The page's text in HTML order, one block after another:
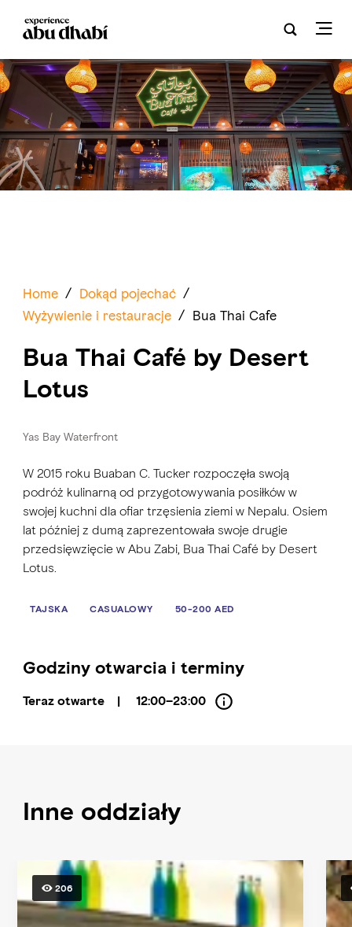
Home / Dokąd pojechać /
Wyżywienie i restauracje / Bua Thai Cafe
Bua Thai Café by Desert
Lotus
Yas Bay Waterfront
W 2015 roku Buaban C. Tucker rozpoczęła swoją
podróż kulinarną od przygotowywania posiłków w
swojej kuchni dla ofiar trzęsienia ziemi w Nepalu. Osiem
lat później z dumą zaprezentowała swoje drugie
przedsięwzięcie w Abu Zabi, Bua Thai Café by Desert
Lotus.
TAJSKA CASUALOWY 50-200 AED
Godziny otwarcia i terminy
Teraz otwarte | 12:00–23:00
Inne oddziały
206